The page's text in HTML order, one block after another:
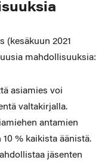
(kesäkuun 2021
mahdollisuuksia:
asiamies voi
valtakirjalla.
antamien
% kaikista äänistä.
jäsenten